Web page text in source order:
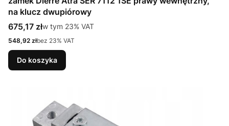
na klucz dwupiórowy
Cena brutto
675,17 złw tym %s VAT
w tym 23% VAT
Cena netto
548,92 złbez 23% VAT
Do koszyka